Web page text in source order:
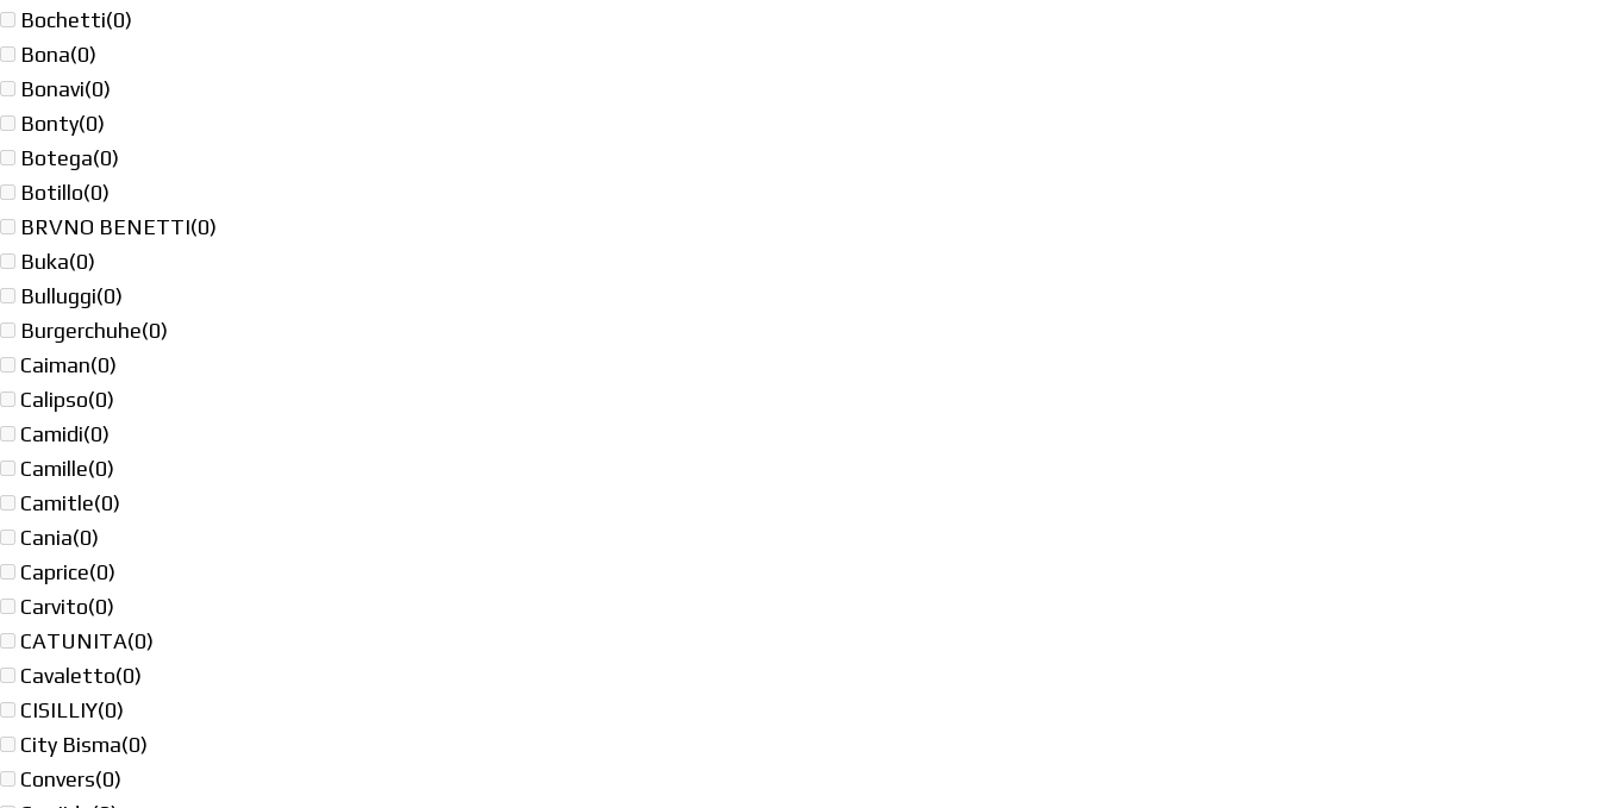
Bochetti(0)
Bona(0)
Bonavi(0)
Bonty(0)
Botega(0)
Botillo(0)
BRVNO BENETTI(0)
Buka(0)
Bulluggi(0)
Burgerchuhe(0)
Caiman(0)
Calipso(0)
Camidi(0)
Camille(0)
Camitle(0)
Cania(0)
Caprice(0)
Carvito(0)
CATUNITA(0)
Cavaletto(0)
CISILLIY(0)
City Bisma(0)
Convers(0)